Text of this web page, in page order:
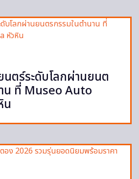
ตร์ระดับโลกผ่านยนต
น ที่ Museo Auto
น